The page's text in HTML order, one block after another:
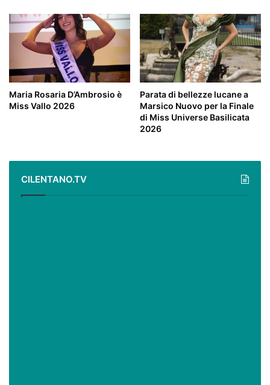
Maria Rosaria D’Ambrosio è
Miss Vallo 2026
Parata di bellezze lucane a
Marsico Nuovo per la Finale
di Miss Universe Basilicata
2026
CILENTANO.TV